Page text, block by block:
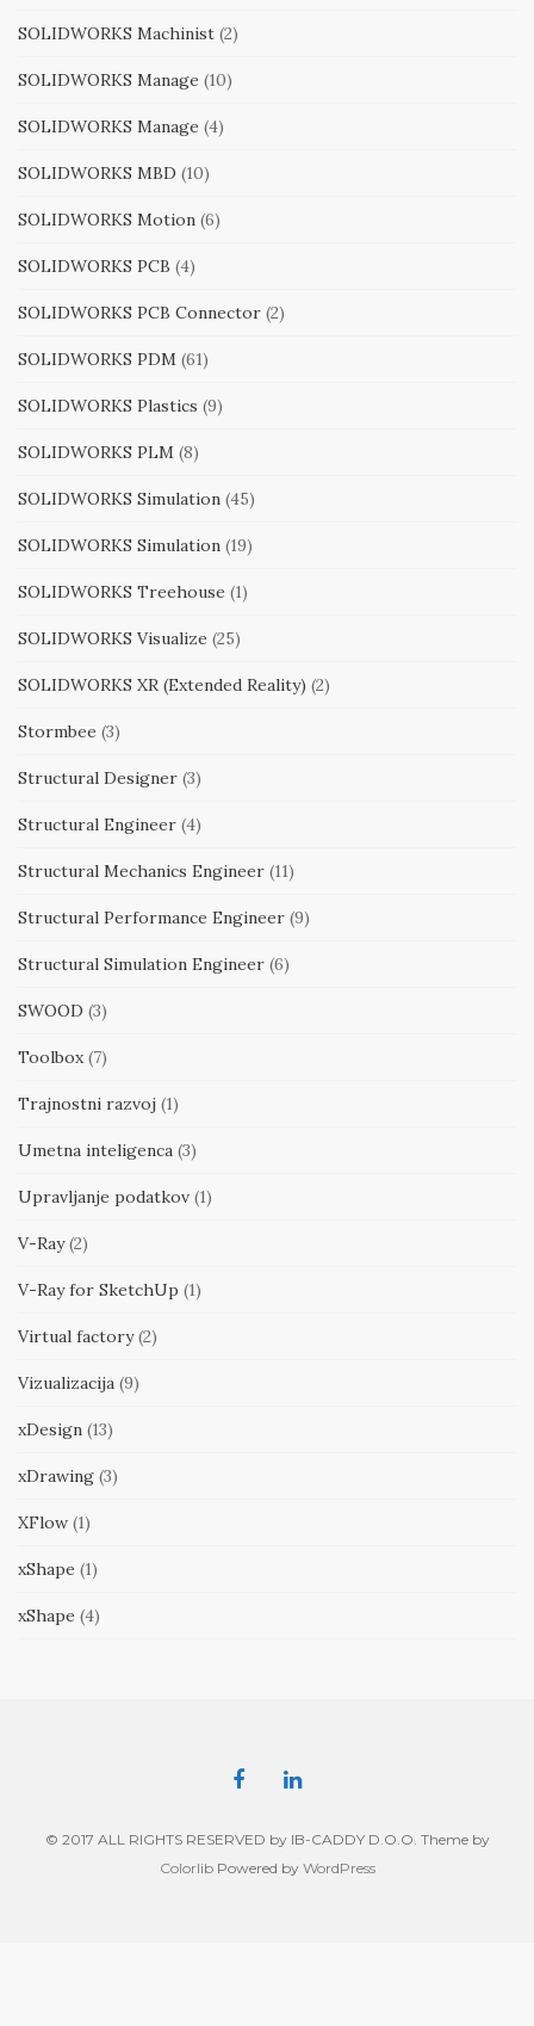
SOLIDWORKS Machinist (2)
SOLIDWORKS Manage (10)
SOLIDWORKS Manage (4)
SOLIDWORKS MBD (10)
SOLIDWORKS Motion (6)
SOLIDWORKS PCB (4)
SOLIDWORKS PCB Connector (2)
SOLIDWORKS PDM (61)
SOLIDWORKS Plastics (9)
SOLIDWORKS PLM (8)
SOLIDWORKS Simulation (45)
SOLIDWORKS Simulation (19)
SOLIDWORKS Treehouse (1)
SOLIDWORKS Visualize (25)
SOLIDWORKS XR (Extended Reality) (2)
Stormbee (3)
Structural Designer (3)
Structural Engineer (4)
Structural Mechanics Engineer (11)
Structural Performance Engineer (9)
Structural Simulation Engineer (6)
SWOOD (3)
Toolbox(7)
Trajnostni razvoj (1)
Umetna inteligenca (3)
Upravljanje podatkov (1)
V-Ray(2)
V-Ray for SketchUp (1)
Virtual factory(2)
Vizualizacija (9)
xDesign (13)
xDrawing (3)
XFlow (1)
xShape (1)
xShape (4)
© 2017 ALL RIGHTS RESERVED by IB-CADDY D.O.O. Theme by
ColorlibPowered by WordPress